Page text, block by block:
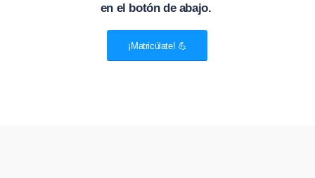
en el botón de abajo.
¡Matricúlate! 💪